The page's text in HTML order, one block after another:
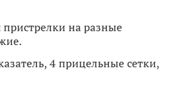
на разные
4 прицельные сетки,